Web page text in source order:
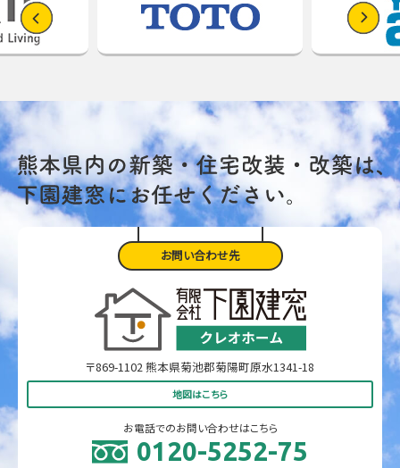
お問い合わせ先
〒869-1102 熊本県菊池郡菊陽町原水1341-18
地図はこちら
お電話でのお問い合わせはこちら
0120-5252-75